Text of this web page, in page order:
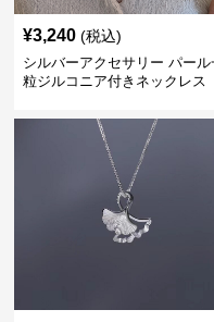
¥3,240 (税込)
シルバーアクセサリー パール
粒ジルコニア付きネックレス